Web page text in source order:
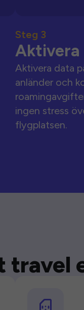
Steg 3
Aktivera
Aktivera data
anländer och
ingen stress
flygplatsen.
travel